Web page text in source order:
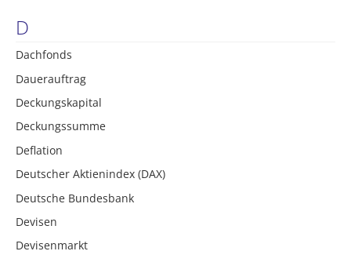
D
Dachfonds
Dauerauftrag
Deckungskapital
Deckungssumme
Deflation
Deutscher Aktienindex (DAX)
Deutsche Bundesbank
Devisen
Devisenmarkt